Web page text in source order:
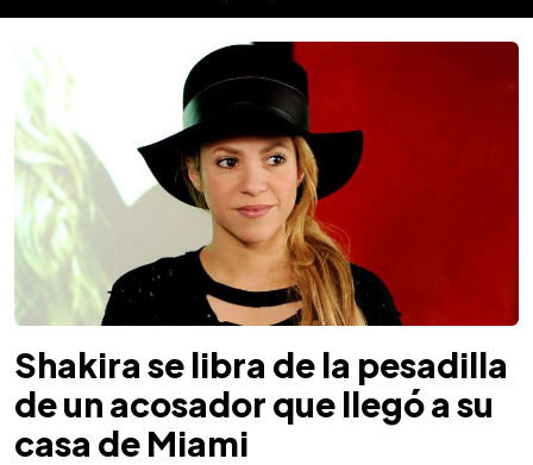
Shakira se libra de la pesadilla
de un acosador que llegó a su
casa de Miami